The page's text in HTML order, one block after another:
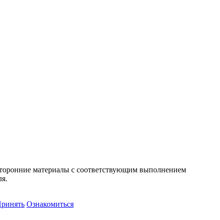
материалы с соответствующим выполнением
Ознакомиться